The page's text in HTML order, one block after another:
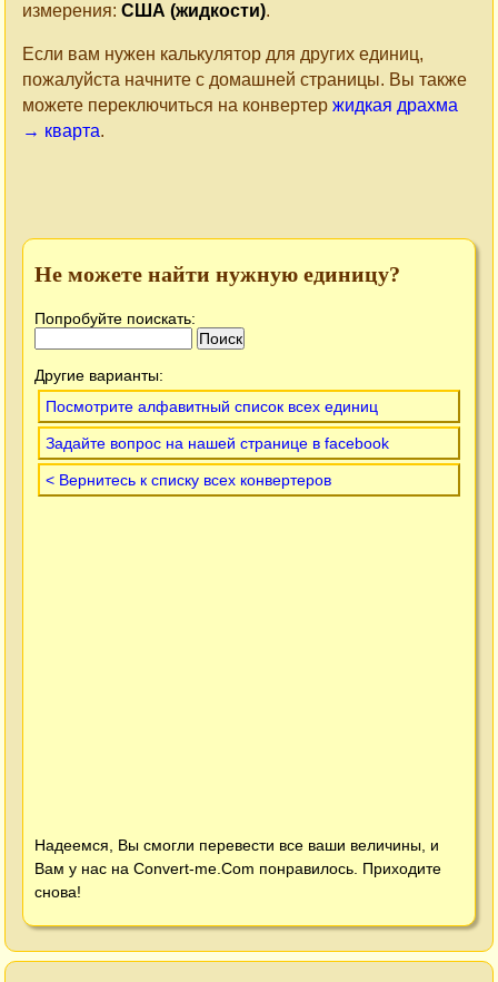
измерения: США (жидкости).
Если вам нужен калькулятор для других единиц,
пожалуйста начните с домашней страницы. Вы также
можете переключиться на конвертер жидкая драхма
→ кварта.
Не можете найти нужную единицу?
Попробуйте поискать:
Другие варианты:
Посмотрите алфавитный список всех единиц
Задайте вопрос на нашей странице в facebook
< Вернитесь к списку всех конвертеров
Надеемся, Вы смогли перевести все ваши величины, и
Вам у нас на Convert-me.Com понравилось. Приходите
снова!